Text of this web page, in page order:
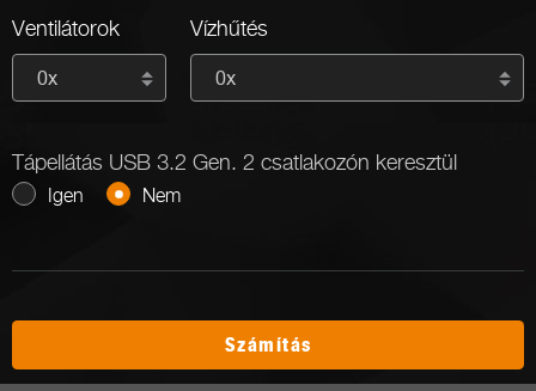
Ventilátorok
0x
Vízhűtés
0x
Tápellátás USB 3.2 Gen. 2 csatlakozón keresztül
Igen Nem